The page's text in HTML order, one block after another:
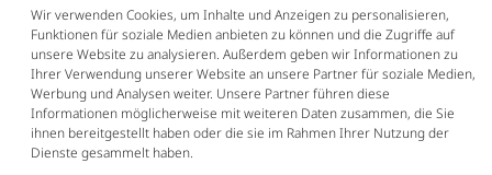
Wir verwenden Cookies, um Inhalte und Anzeigen zu personalisieren,
Funktionen für soziale Medien anbieten zu können und die Zugriffe auf
unsere Website zu analysieren. Außerdem geben wir Informationen zu
Ihrer Verwendung unserer Website an unsere Partner für soziale Medien,
Werbung und Analysen weiter. Unsere Partner führen diese
Informationen möglicherweise mit weiteren Daten zusammen, die Sie
ihnen bereitgestellt haben oder die sie im Rahmen Ihrer Nutzung der
Dienste gesammelt haben.